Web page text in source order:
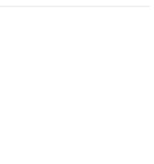
agora tem novo dono e